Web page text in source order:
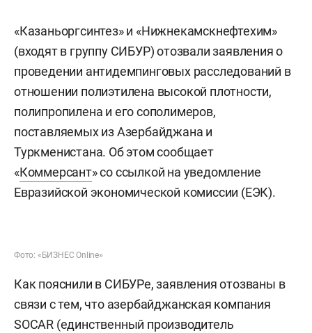
«Казаньоргсинтез» и «Нижнекамскнефтехим»
(входят в группу СИБУР) отозвали заявления о
проведении антидемпинговых расследований в
отношении полиэтилена высокой плотности,
полипропилена и его сополимеров,
поставляемых из Азербайджана и
Туркменистана. Об этом сообщает
«Коммерсант» со ссылкой на уведомление
Евразийской экономической комиссии (ЕЭК).
Фото: «БИЗНЕС Online»
Как пояснили в СИБУРе, заявления отозваны в
связи с тем, что азербайджанская компания
SOCAR (единственный производитель